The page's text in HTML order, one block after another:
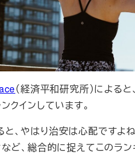
（経済平和研究所）による
クインしています。
、やはり治安は心配ですよ
ど、総合的に捉えてこのラ